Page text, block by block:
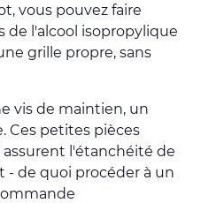
vous pouvez faire
de l'alcool isopropylique
grille propre, sans
vis de maintien, un
Ces petites pièces
l'étanchéité de
- de quoi procéder à un